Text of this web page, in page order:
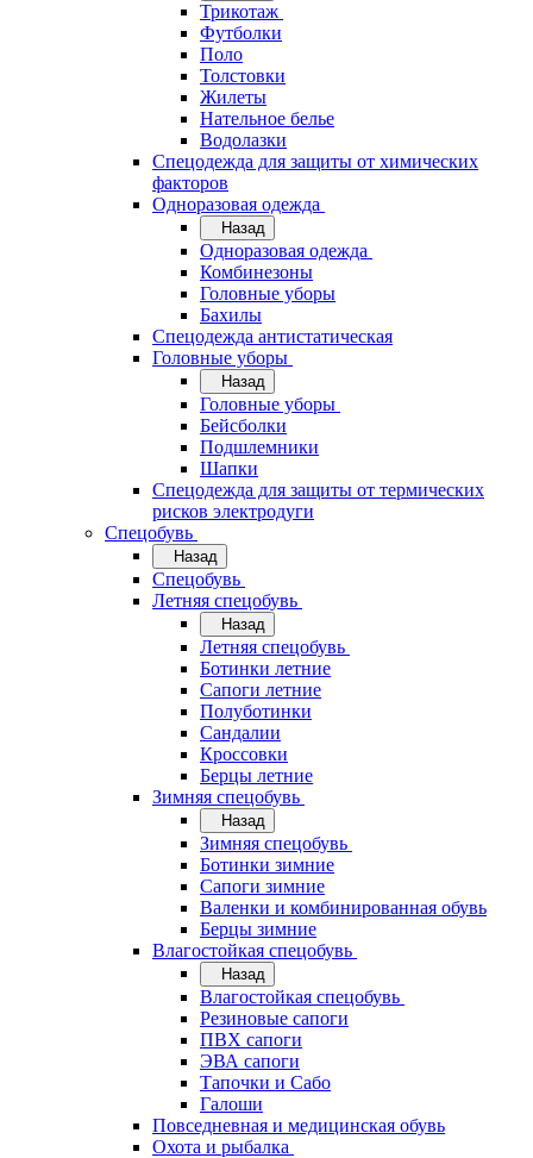
Трикотаж
Футболки
Поло
Толстовки
Жилеты
Нательное белье
Водолазки
Спецодежда для защиты от химических
факторов
Одноразовая одежда
Назад
Одноразовая одежда
Комбинезоны
Головные уборы
Бахилы
Спецодежда антистатическая
Головные уборы
Назад
Головные уборы
Бейсболки
Подшлемники
Шапки
Спецодежда для защиты от термических
рисков электродуги
Спецобувь
Назад
Спецобувь
Летняя спецобувь
Назад
Летняя спецобувь
Ботинки летние
Сапоги летние
Полуботинки
Сандалии
Кроссовки
Берцы летние
Зимняя спецобувь
Назад
Зимняя спецобувь
Ботинки зимние
Сапоги зимние
Валенки и комбинированная обувь
Берцы зимние
Влагостойкая спецобувь
Назад
Влагостойкая спецобувь
Резиновые сапоги
ПВХ сапоги
ЭВА сапоги
Тапочки и Сабо
Галоши
Повседневная и медицинская обувь
Охота и рыбалка